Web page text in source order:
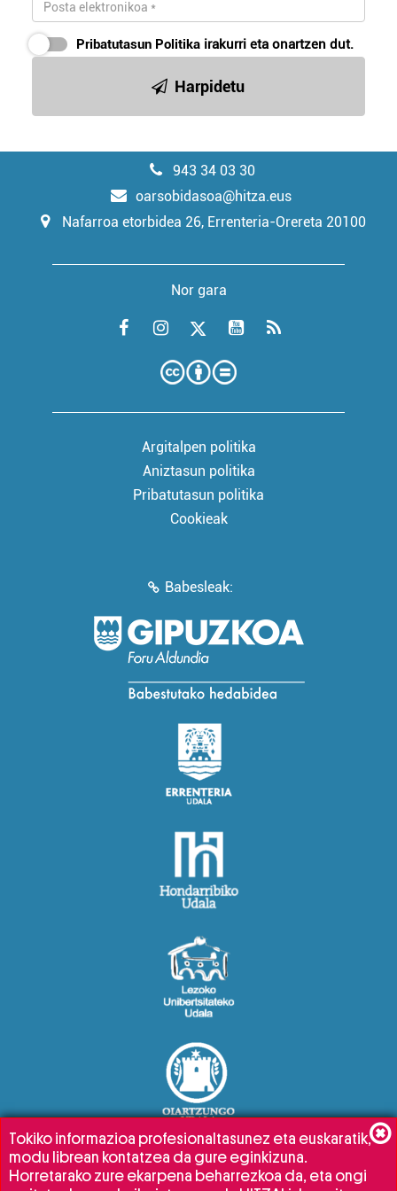
Pribatutasun Politika irakurri eta onartzen dut.
Harpidetu
943 34 03 30
oarsobidasoa@hitza.eus
Nafarroa etorbidea 26, Errenteria-Orereta 20100
Nor gara
Argitalpen politika
Aniztasun politika
Pribatutasun politika
Cookieak
Babesleak:
Tokiko informazioa profesionaltasunez eta euskaratik,
modu librean kontatzea da gure eginkizuna.
Horretarako zure ekarpena beharrezkoa da, eta ongi